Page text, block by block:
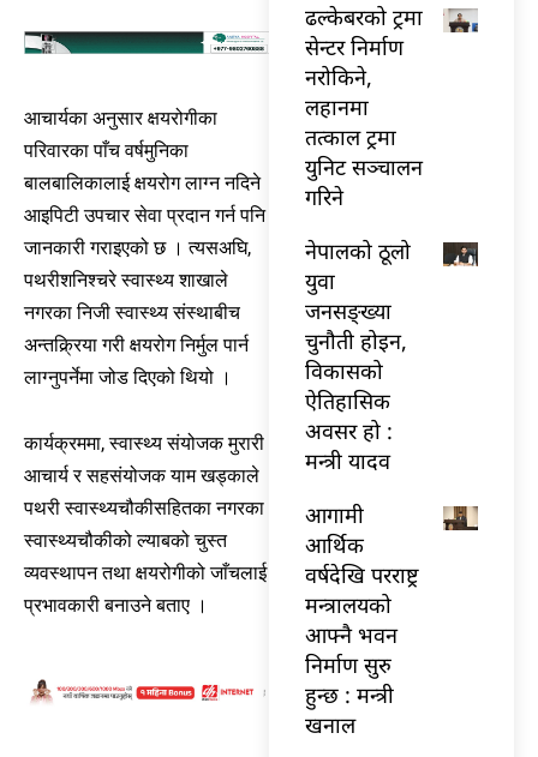
आचार्यका अनुसार क्षयरोगीका
परिवारका पाँच वर्षमुनिका
बालबालिकालाई क्षयरोग लाग्न नदिने
आइपिटी उपचार सेवा प्रदान गर्न पनि
जानकारी गराइएको छ । त्यसअघि,
पथरीशनिश्चरे स्वास्थ्य शाखाले
नगरका निजी स्वास्थ्य संस्थाबीच
अन्तक्र्रिया गरी क्षयरोग निर्मुल पार्न
लाग्नुपर्नेमा जोड दिएको थियो ।
कार्यक्रममा, स्वास्थ्य संयोजक मुरारी
आचार्य र सहसंयोजक याम खड्काले
पथरी स्वास्थ्यचौकीसहितका नगरका
स्वास्थ्यचौकीको ल्याबको चुस्त
व्यवस्थापन तथा क्षयरोगीको जाँचलाई
प्रभावकारी बनाउने बताए ।
ढल्केबरको ट्रमा
सेन्टर निर्माण
नरोकिने,
लहानमा
तत्काल ट्रमा
युनिट सञ्चालन
गरिने
नेपालको ठूलो
युवा
जनसङ्ख्या
चुनौती होइन,
विकासको
ऐतिहासिक
अवसर हो :
मन्त्री यादव
आगामी
आर्थिक
वर्षदेखि परराष्ट्र
मन्त्रालयको
आफ्नै भवन
निर्माण सुरु
हुन्छ : मन्त्री
खनाल